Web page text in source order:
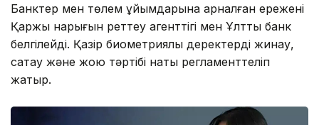
Банктер мен төлем ұйымдарына арналған ережені
Қаржы нарығын реттеу агенттігі мен Ұлттық банк
белгілейді. Қазір биометриялық деректерді жинау,
сақтау және жою тәртібі нақты регламенттеліп
жатыр.